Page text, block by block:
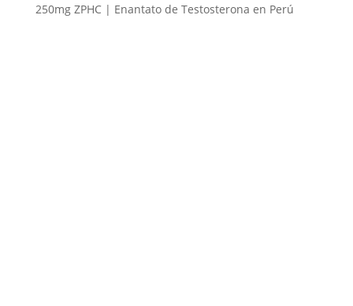
250mg ZPHC | Enantato de Testosterona en Perú